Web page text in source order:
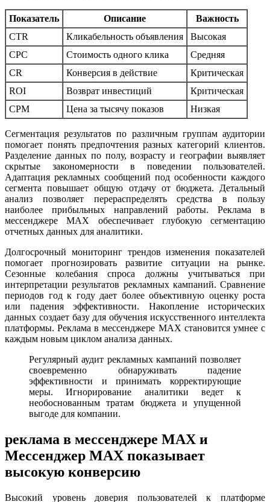
Показатель Описание
Важность
CTR
Кликабельность объявления
Высокая
CPC
Стоимость одного клика
Средняя
CR
Конверсия в действие
Критическая
ROI
Возврат инвестиций
Критическая
CPM
Цена за тысячу показов Низкая
Сегментация результатов по различным группам аудитории
помогает понять предпочтения разных категорий клиентов.
Разделение данных по полу, возрасту и географии выявляет
скрытые закономерности в поведении пользователей.
Адаптация рекламных сообщений под особенности каждого
сегмента повышает общую отдачу от бюджета. Детальный
анализ позволяет перераспределять средства в пользу
наиболее прибыльных направлений работы. Реклама в
мессенджере MAX обеспечивает глубокую сегментацию
отчетных данных для аналитики.
Долгосрочный мониторинг трендов изменения показателей
помогает прогнозировать развитие ситуации на рынке.
Сезонные колебания спроса должны учитываться при
интерпретации результатов рекламных кампаний. Сравнение
периодов год к году дает более объективную оценку роста
или падения эффективности. Накопление исторических
данных создает базу для обучения искусственного интеллекта
платформы. Реклама в мессенджере MAX становится умнее с
каждым новым циклом анализа данных.
Регулярный аудит рекламных кампаний позволяет
своевременно обнаруживать падение
эффективности и принимать корректирующие
меры. Игнорирование аналитики ведет к
необоснованным тратам бюджета и упущенной
выгоде для компании.
реклама в мессенджере MAX и
Мессенджер MAX показывает
высокую конверсию
Высокий уровень доверия пользователей к платформе